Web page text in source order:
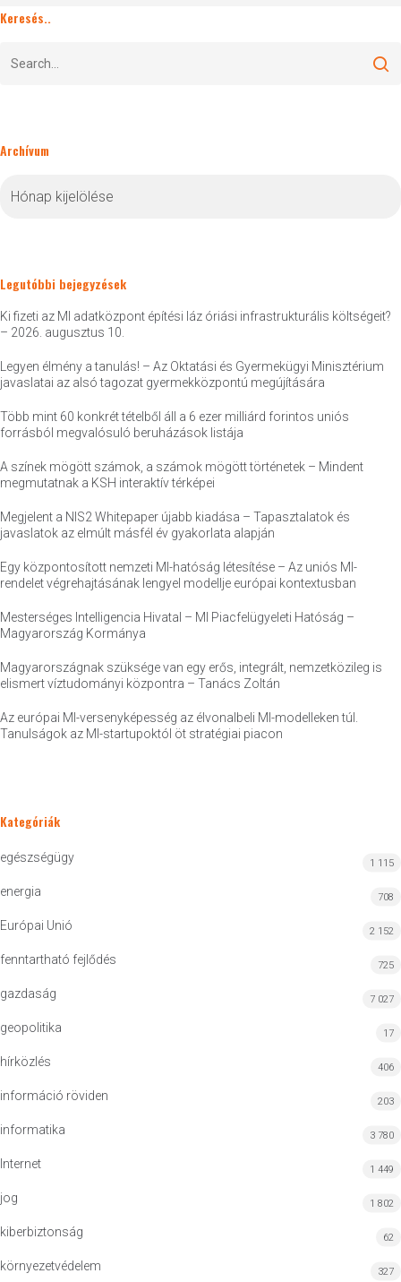
Keresés..
Archívum
Legutóbbi bejegyzések
Ki fizeti az MI adatközpont építési láz óriási infrastrukturális költségeit?
– 2026. augusztus 10.
Legyen élmény a tanulás! – Az Oktatási és Gyermekügyi Minisztérium
javaslatai az alsó tagozat gyermekközpontú megújítására
Több mint 60 konkrét tételből áll a 6 ezer milliárd forintos uniós
forrásból megvalósuló beruházások listája
A színek mögött számok, a számok mögött történetek – Mindent
megmutatnak a KSH interaktív térképei
Megjelent a NIS2 Whitepaper újabb kiadása – Tapasztalatok és
javaslatok az elmúlt másfél év gyakorlata alapján
Egy központosított nemzeti MI-hatóság létesítése – Az uniós MI-
rendelet végrehajtásának lengyel modellje európai kontextusban
Mesterséges Intelligencia Hivatal – MI Piacfelügyeleti Hatóság –
Magyarország Kormánya
Magyarországnak szüksége van egy erős, integrált, nemzetközileg is
elismert víztudományi központra – Tanács Zoltán
Az európai MI-versenyképesség az élvonalbeli MI-modelleken túl.
Tanulságok az MI-startupoktól öt stratégiai piacon
Kategóriák
egészségügy 1 115
energia 708
Európai Unió 2 152
fenntartható fejlődés 725
gazdaság 7 027
geopolitika 17
hírközlés 406
információ röviden 203
informatika 3 780
Internet 1 449
jog 1 802
kiberbiztonság 62
környezetvédelem 327